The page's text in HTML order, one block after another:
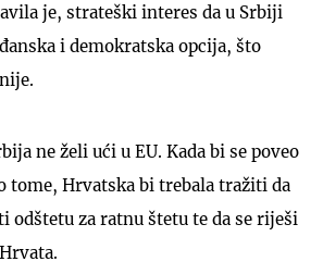
je, strateški interes da u Srbiji
i demokratska opcija, što
ne želi ući u EU. Kada bi se poveo
tome, Hrvatska bi trebala tražiti da
odštetu za ratnu štetu te da se riješi